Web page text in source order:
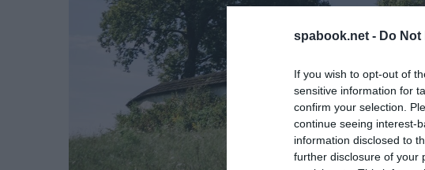
spabook.net - Do
If you wish to opt-out of
sensitive information for
confirm your selection.
continue seeing interest-
information disclosed to
further disclosure of your